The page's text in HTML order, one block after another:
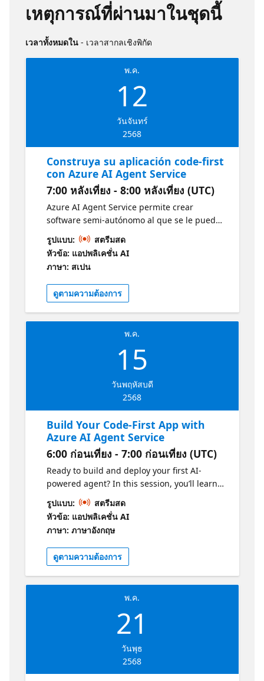
เหตุการณ์ที่ผ่านมาในชุดนี้
เวลาทั้งหมดใน - เวลาสากลเชิงพิกัด
พ.ค.
12
วันจันทร์
2568
Construya su aplicación code-first
con Azure AI Agent Service
7:00 หลังเที่ยง - 8:00 หลังเที่ยง (UTC)
Azure AI Agent Service permite crear
software semi-autónomo al que se le puede
asignar un objetivo y que trabajará para
lograrlo sin que se sepa de antemano cómo
lo hará ni qué pasos seguirá. Es una
herramienta potente para automatizar
tareas y procesos demasiado complejos para
automatizarlos fácilmente con software
tradicional. En esta sesión exploraremos la
construcción de un agente que le ayudará a
completar varias tareas, basado en las
capacidades que se van añadiendo poco a
poco. Obtenga más información y desarrolle
de módulos de Microsoft Learn
https://aka.ms/12MayoAIAgentServiciosLearn1
รูปแบบ:
สตรีมสด
หัวข้อ: แอปพลิเคชั่น AI
ภาษา: สเปน
ดูตามความต้องการ
พ.ค.
15
วันพฤหัสบดี
2568
Build Your Code-First App with
Azure AI Agent Service
6:00 ก่อนเที่ยง - 7:00 ก่อนเที่ยง (UTC)
Ready to build and deploy your first AI-
powered agent? In this session, you’ll learn
how to leverage the Azure AI Agent Service
and Chainlit to create and deploy a code-first
agent. We’ll guide you through the process
of setting up your agent, from start to finish,
and show you how to seamlessly integrate it
into your applications. Whether you’re a
developer looking to dive into AI or wanting
to enhance your app with intelligent
capabilities, this session will give you the
tools and insights to bring your code-first
app to life with Azure AI.
รูปแบบ:
สตรีมสด
หัวข้อ: แอปพลิเคชั่น AI
ภาษา: ภาษาอังกฤษ
ดูตามความต้องการ
พ.ค.
21
วันพุธ
2568